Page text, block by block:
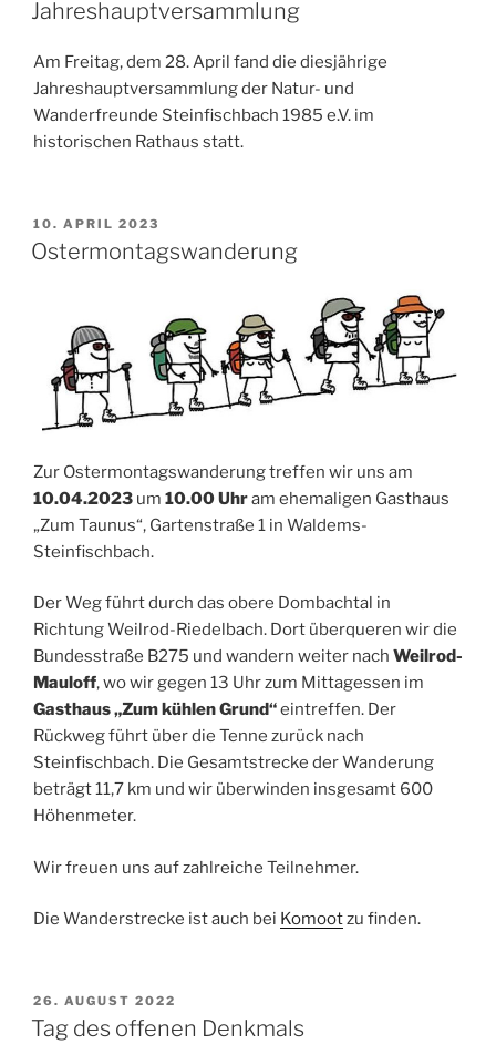
Jahreshauptversammlung
Am Freitag, dem 28. April fand die diesjährige
Jahreshauptversammlung der Natur- und
Wanderfreunde Steinfischbach 1985 e.V. im
historischen Rathaus statt.
VERÖFFENTLICHT
AM
10. APRIL 2023
Ostermontagswanderung
Zur Ostermontagswanderung treffen wir uns am
10.04.2023 um 10.00 Uhram ehemaligen Gasthaus
„Zum Taunus“, Gartenstraße 1 in Waldems-
Steinfischbach.
Der Weg führt durch das obere Dombachtal in
Richtung Weilrod-Riedelbach. Dort überqueren wir die
Bundesstraße B275 und wandern weiter nach Weilrod-
Mauloff, wo wir gegen 13 Uhr zum Mittagessen im
Gasthaus „Zum kühlen Grund“eintreffen. Der
Rückweg führt über die Tenne zurück nach
Steinfischbach. Die Gesamtstrecke der Wanderung
beträgt 11,7 km und wir überwinden insgesamt 600
Höhenmeter.
Wir freuen uns auf zahlreiche Teilnehmer.
Die Wanderstrecke ist auch bei Komootzu finden.
VERÖFFENTLICHT
AM
26. AUGUST 2022
Tag des offenen Denkmals